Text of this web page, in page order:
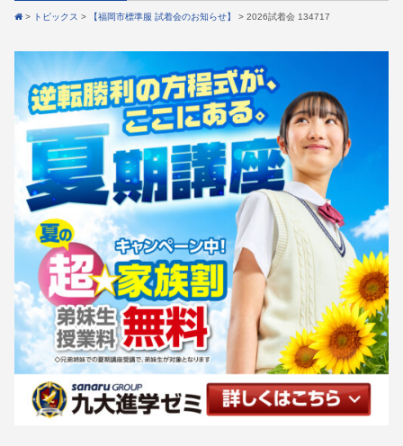
> トピックス > 【福岡市標準服 試着会のお知らせ】 > 2026試着会 134717